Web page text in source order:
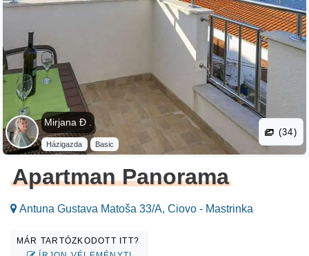
Mirjana Đ .
Házigazda Basic
(34)
Apartman Panorama
Antuna Gustava Matoša 33/A, Ciovo - Mastrinka
MÁR TARTÓZKODOTT ITT?